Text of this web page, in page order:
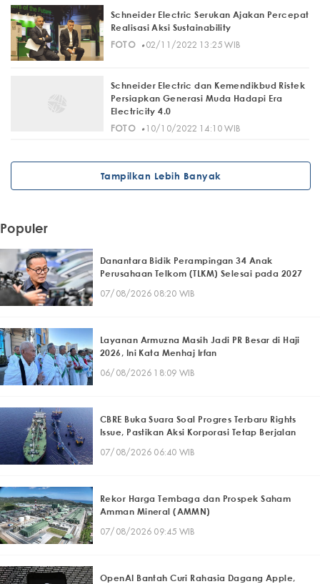
Schneider Electric Serukan Ajakan Percepat
Realisasi Aksi Sustainability
FOTO· 02/11/2022 13:25 WIB
Schneider Electric dan Kemendikbud Ristek
Persiapkan Generasi Muda Hadapi Era
Electricity 4.0
FOTO· 10/10/2022 14:10 WIB
Tampilkan Lebih Banyak
Populer
Danantara Bidik Perampingan 34 Anak
Perusahaan Telkom (TLKM) Selesai pada 2027
07/08/2026 08:20 WIB
Layanan Armuzna Masih Jadi PR Besar di Haji
2026, Ini Kata Menhaj Irfan
06/08/2026 18:09 WIB
CBRE Buka Suara Soal Progres Terbaru Rights
Issue, Pastikan Aksi Korporasi Tetap Berjalan
07/08/2026 06:40 WIB
Rekor Harga Tembaga dan Prospek Saham
Amman Mineral (AMMN)
07/08/2026 09:45 WIB
OpenAI Bantah Curi Rahasia Dagang Apple,